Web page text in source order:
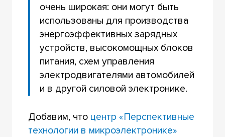
очень широкая: они могут быть
использованы для производства
энергоэффективных зарядных
устройств, высокомощных блоков
питания, схем управления
электродвигателями автомобилей
и в другой силовой электронике.
Добавим, что центр «Перспективные
технологии в микроэлектронике»